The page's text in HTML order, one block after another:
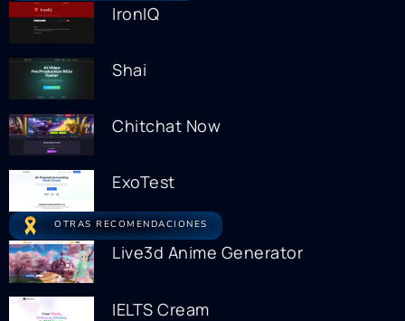
IronIQ
Shai
Chitchat Now
ExoTest
OTRAS RECOMENDACIONES
Live3d Anime Generator
IELTS Cream